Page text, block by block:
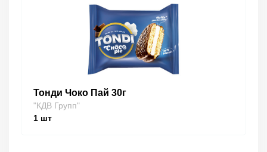
Тонди Чоко Пай 30г
"КДВ Групп"
1 шт